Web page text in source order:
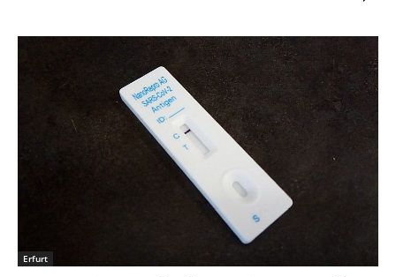
Erfurt